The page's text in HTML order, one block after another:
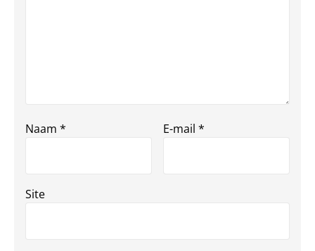
Naam * E-mail *
Site